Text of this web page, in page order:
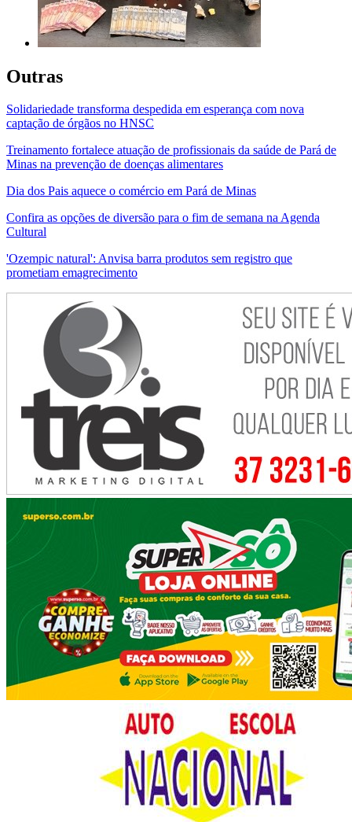
Outras
Solidariedade transforma despedida em esperança com nova
captação de órgãos no HNSC
Treinamento fortalece atuação de profissionais da saúde de Pará de
Minas na prevenção de doenças alimentares
Dia dos Pais aquece o comércio em Pará de Minas
Confira as opções de diversão para o fim de semana na Agenda
Cultural
'Ozempic natural': Anvisa barra produtos sem registro que
prometiam emagrecimento